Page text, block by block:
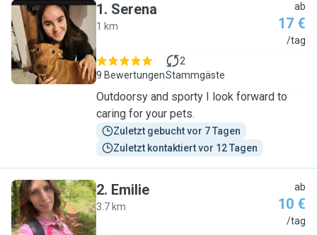
S
1. Serena
1 km
ab
17 €
/tag
9 Bewertungen
2
Stammgäste
Outdoorsy and sporty I look forward to
caring for your pets.
Zuletzt gebucht vor 7 Tagen
Zuletzt kontaktiert vor 12 Tagen
E
2. Emilie
3.7 km
ab
10 €
/tag